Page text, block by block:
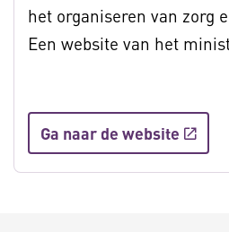
het organiseren van zorg
Een website van het
Ga naar de website